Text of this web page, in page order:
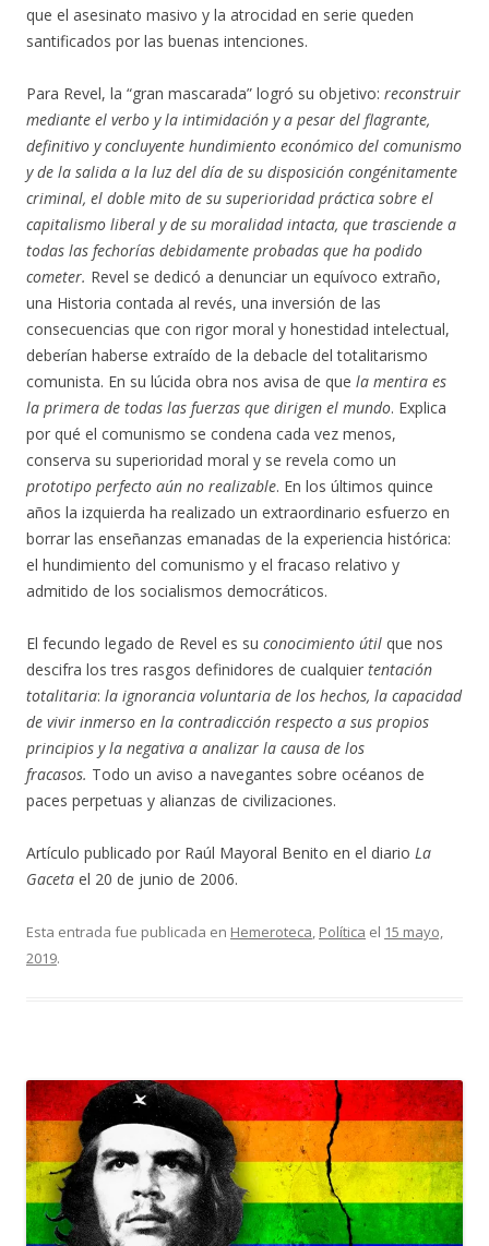
que el asesinato masivo y la atrocidad en serie queden
santificados por las buenas intenciones.
Para Revel, la “gran mascarada” logró su objetivo: reconstruir
mediante el verbo y la intimidación y a pesar del flagrante,
definitivo y concluyente hundimiento económico del comunismo
y de la salida a la luz del día de su disposición congénitamente
criminal, el doble mito de su superioridad práctica sobre el
capitalismo liberal y de su moralidad intacta, que trasciende a
todas las fechorías debidamente probadas que ha podido
cometer. Revel se dedicó a denunciar un equívoco extraño,
una Historia contada al revés, una inversión de las
consecuencias que con rigor moral y honestidad intelectual,
deberían haberse extraído de la debacle del totalitarismo
comunista. En su lúcida obra nos avisa de que la mentira es
la primera de todas las fuerzas que dirigen el mundo. Explica
por qué el comunismo se condena cada vez menos,
conserva su superioridad moral y se revela como un
prototipo perfecto aún no realizable. En los últimos quince
años la izquierda ha realizado un extraordinario esfuerzo en
borrar las enseñanzas emanadas de la experiencia histórica:
el hundimiento del comunismo y el fracaso relativo y
admitido de los socialismos democráticos.
El fecundo legado de Revel es su conocimiento útil que nos
descifra los tres rasgos definidores de cualquier tentación
totalitaria: la ignorancia voluntaria de los hechos, la capacidad
de vivir inmerso en la contradicción respecto a sus propios
principios y la negativa a analizar la causa de los
fracasos. Todo un aviso a navegantes sobre océanos de
paces perpetuas y alianzas de civilizaciones.
Artículo publicado por Raúl Mayoral Benito en el diario La
Gaceta el 20 de junio de 2006.
Esta entrada fue publicada en Hemeroteca, Política el 15 mayo,
2019.